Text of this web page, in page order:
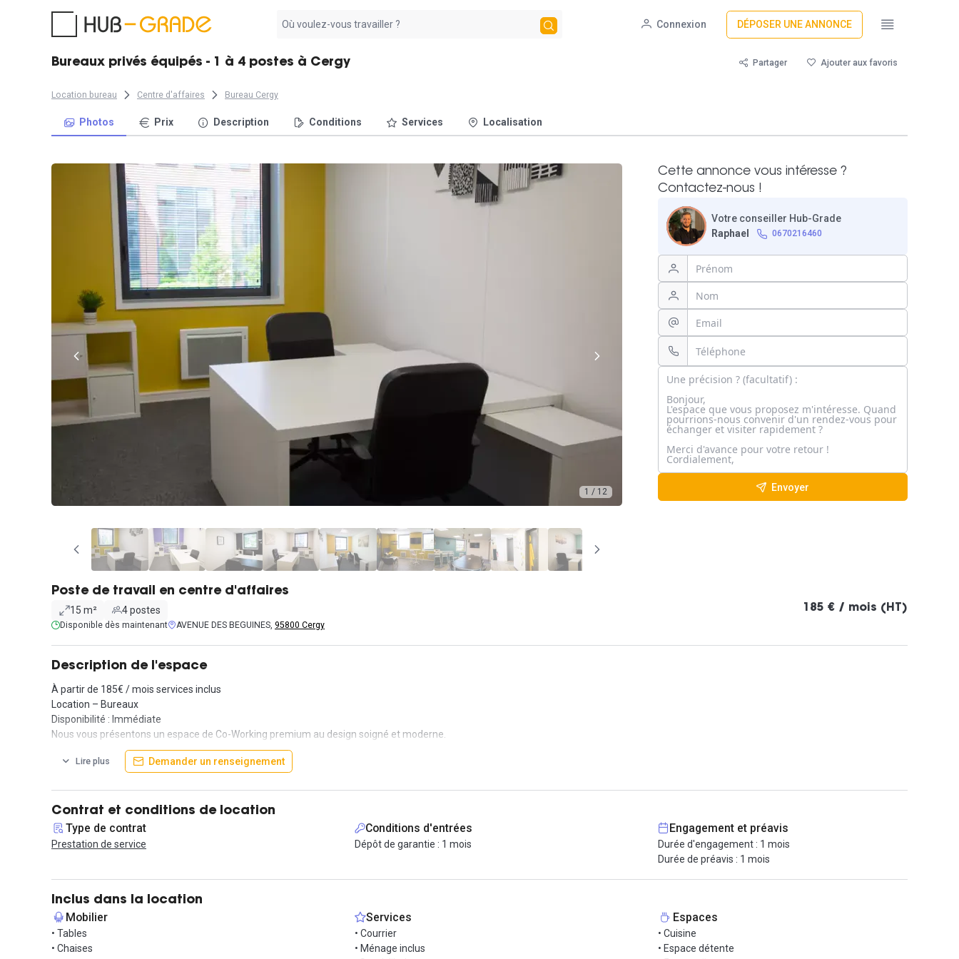
résultat
Connexion DÉPOSER UNE ANNONCE
Bureaux privés équipés - 1 à 4 postes à Cergy Partager Ajouter aux favoris
Location bureau Centre d'affaires Bureau Cergy
Photos Prix Description Conditions Services Localisation
1 / 12
Cette annonce vous intéresse ?
Contactez-nous !
Votre conseiller Hub-Grade
Raphael
0670216460
Envoyer
Poste de travail en centre d'affaires
15 m² 4 postes
Disponible dès maintenant AVENUE DES BEGUINES, 95800 Cergy
185 € / mois (HT)
Description de l'espace
À partir de 185€ / mois services inclus
Location – Bureaux
Disponibilité : Immédiate
Nous vous présentons un espace de Co-Working premium au design soigné et moderne.
Des bureaux privatifs jusqu’à 4 postes, entièrement équipés, vous disposez d'un poste de travail .
Situé au pied de la gare de Cergy Saint Christophe RER A et à proximité de tous commerces, notre Formule comprend :
L’accès à l’espace détente et Cuisine
Charges et Ménage
Internet Wifi Fibre
Contactez-nous dès maintenant !
Plus d'informations :
N'hésitez pas à nous contacter via la messagerie Hub-Grade !
Lire plus Demander un renseignement
Contrat et conditions de location
Type de contrat
Prestation de service
Conditions d'entrées
Dépôt de garantie : 1 mois
Engagement et préavis
Durée d'engagement : 1 mois
Durée de préavis : 1 mois
Inclus dans la location
Mobilier
• Tables
• Chaises
Services
• Courrier
• Ménage inclus
Espaces
• Cuisine
• Espace détente